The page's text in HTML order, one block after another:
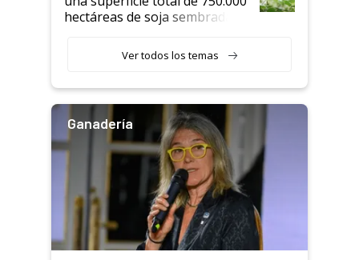
hectáreas de soja sembradas
variedades que marcan un
salto tecnológico en genética y
Ver todos los temas
Ganadería